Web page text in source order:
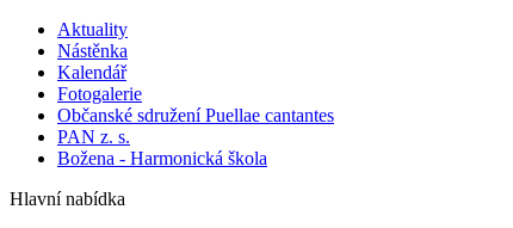
Aktuality
Nástěnka
Kalendář
Fotogalerie
Občanské sdružení Puellae cantantes
PAN z. s.
Božena - Harmonická škola
Hlavní nabídka